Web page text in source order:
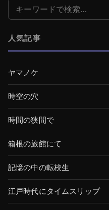
検索:
人気記事
ヤマノケ
時空の穴
時間の狭間で
箱根の旅館にて
記憶の中の転校生
江戸時代にタイムスリップ